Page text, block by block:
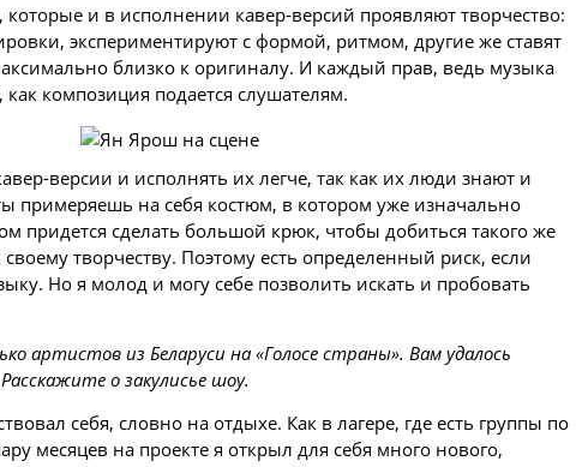
которые и в исполнении кавер-версий проявляют творчество:
экспериментируют с формой, ритмом, другие же ставят
близко к оригиналу. И каждый прав, ведь музыка
композиция подается слушателям.
версии и исполнять их легче, так как их люди знают и
примеряешь на себя костюм, в котором уже изначально
придется сделать большой крюк, чтобы добиться такого же
творчеству. Поэтому есть определенный риск, если
Но я молод и могу себе позволить искать и пробовать
артистов из Беларуси на «Голосе страны». Вам удалось
о закулисье шоу.
себя, словно на отдыхе. Как в лагере, где есть группы по
месяцев на проекте я открыл для себя много нового,